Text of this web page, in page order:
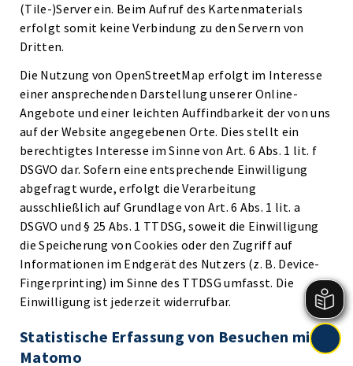
(Tile-)Server ein. Beim Aufruf des Kartenmaterials
erfolgt somit keine Verbindung zu den Servern von
Dritten.
Die Nutzung von OpenStreetMap erfolgt im Interesse
einer ansprechenden Darstellung unserer Online-
Angebote und einer leichten Auffindbarkeit der von uns
auf der Website angegebenen Orte. Dies stellt ein
berechtigtes Interesse im Sinne von Art. 6 Abs. 1 lit. f
DSGVO dar. Sofern eine entsprechende Einwilligung
abgefragt wurde, erfolgt die Verarbeitung
ausschließlich auf Grundlage von Art. 6 Abs. 1 lit. a
DSGVO und § 25 Abs. 1 TTDSG, soweit die Einwilligung
die Speicherung von Cookies oder den Zugriff auf
Informationen im Endgerät des Nutzers (z. B. Device-
Fingerprinting) im Sinne des TTDSG umfasst. Die
Einwilligung ist jederzeit widerrufbar.
Statistische Erfassung von Besuchen mit
Matomo